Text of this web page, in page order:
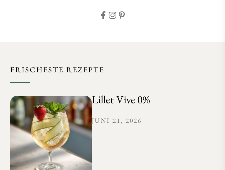
FRISCHESTE REZEPTE
Lillet Vive 0%
JUNI 21, 2026